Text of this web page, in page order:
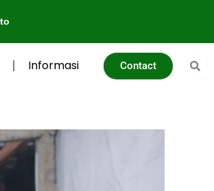
Informasi Contact